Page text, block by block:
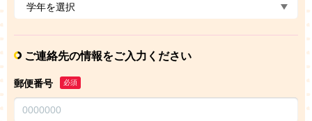
ご連絡先の情報をご入力ください
郵便番号 必須